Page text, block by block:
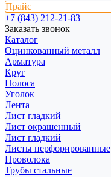
Прайс
+7 (843) 212-21-83
Заказать звонок
Каталог
Оцинкованный металл
Арматура
Круг
Полоса
Уголок
Лента
Лист гладкий
Лист окрашенный
Лист гладкий
Листы перфорированные
Проволока
Трубы стальные